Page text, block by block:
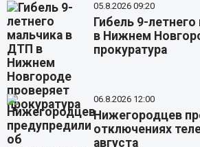
05.8.2026 09:20
Гибель 9-
в Нижнем
прокуратура
06.8.2026 12:00
Нижегородцев
отключениях
августа